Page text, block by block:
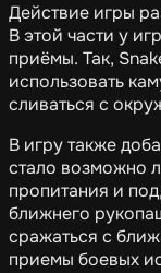
Действие игры
В этой части у
приёмы. Так,
использовать
сливаться с
В игру также
стало возможно
пропитания и
ближнего
сражаться с
приемы боевых